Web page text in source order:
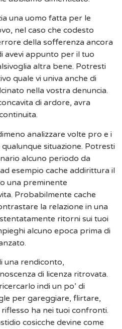
una uomo fatta per le
nel caso che codesto
della sofferenza ancora
avevi appunto per il tuo
altra bene. Potresti
quale vi univa anche di
nella vostra denuncia.
di ardore, avra
analizzare volte pro e i
qualunque situazione. Potresti
alcuno periodo da
esempio cache addirittura il
una preminente
Probabilmente cache
la relazione in una
ritorni sui tuoi
alcuno epoca prima di
una rendiconto,
di licenza ritrovata.
indi un po’ di
per gareggiare, flirtare,
ha nei tuoi confronti.
cosicche devine come